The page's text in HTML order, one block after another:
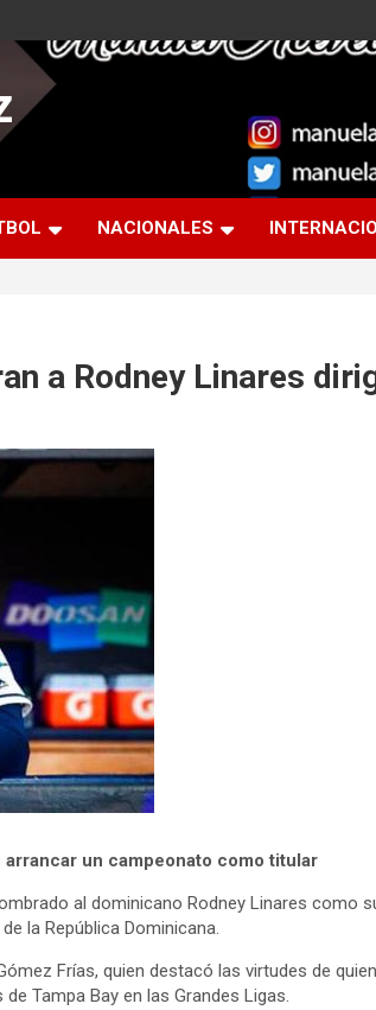
NACIONALES
a Rodney Linares
un campeonato como titular
al dominicano Rodney Linares como
la República Dominicana.
Frías, quien destacó las virtudes de
Tampa Bay en las Grandes Ligas.